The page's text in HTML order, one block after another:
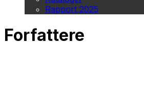
Rapport 2025
Forfattere